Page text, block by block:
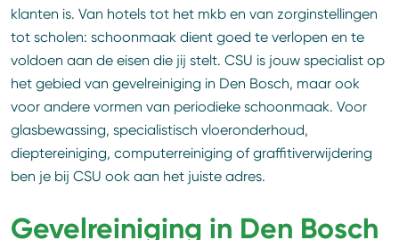
klanten is. Van hotels tot het mkb en van zorginstellingen
tot scholen: schoonmaak dient goed te verlopen en te
voldoen aan de eisen die jij stelt. CSU is jouw specialist op
het gebied van gevelreiniging in Den Bosch, maar ook
voor andere vormen van periodieke schoonmaak. Voor
glasbewassing, specialistisch vloeronderhoud,
dieptereiniging, computerreiniging of graffitiverwijdering
ben je bij CSU ook aan het juiste adres.
Gevelreiniging in Den Bosch